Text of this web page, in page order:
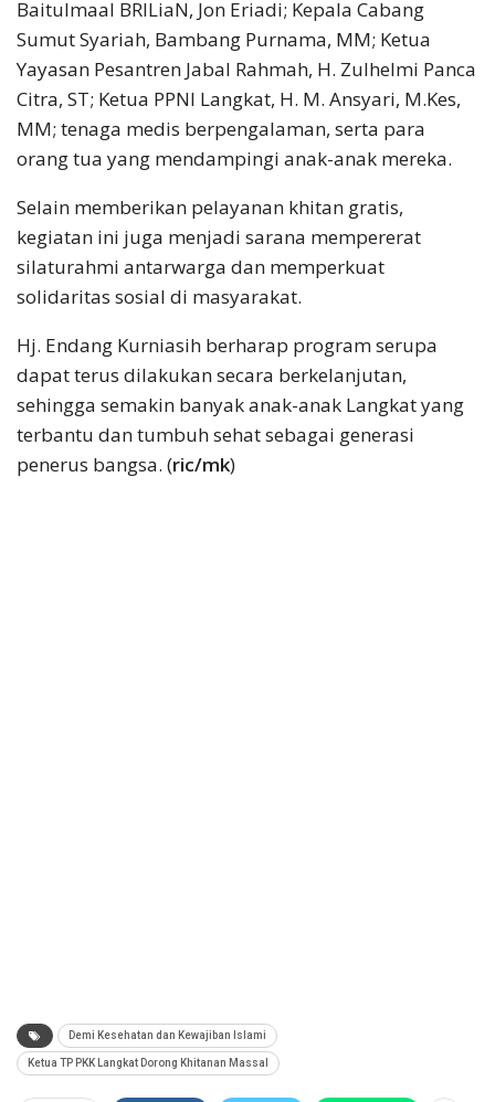
Baitulmaal BRILiaN, Jon Eriadi; Kepala Cabang
Sumut Syariah, Bambang Purnama, MM; Ketua
Yayasan Pesantren Jabal Rahmah, H. Zulhelmi Panca
Citra, ST; Ketua PPNI Langkat, H. M. Ansyari, M.Kes,
MM; tenaga medis berpengalaman, serta para
orang tua yang mendampingi anak-anak mereka.
Selain memberikan pelayanan khitan gratis,
kegiatan ini juga menjadi sarana mempererat
silaturahmi antarwarga dan memperkuat
solidaritas sosial di masyarakat.
Hj. Endang Kurniasih berharap program serupa
dapat terus dilakukan secara berkelanjutan,
sehingga semakin banyak anak-anak Langkat yang
terbantu dan tumbuh sehat sebagai generasi
penerus bangsa. (ric/mk)
Demi Kesehatan dan Kewajiban Islami
Ketua TP PKK Langkat Dorong Khitanan Massal